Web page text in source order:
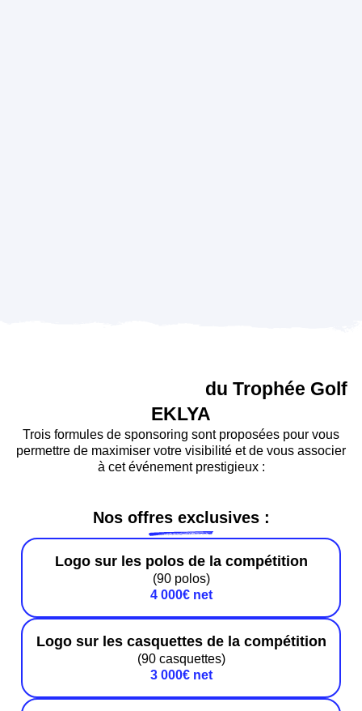
du Trophée Golf
EKLYA
Trois formules de sponsoring sont proposées pour vous
permettre de maximiser votre visibilité et de vous associer
à cet événement prestigieux :
Nos offres exclusives :
Logo sur les polos de la compétition
(90 polos)
4 000€ net
Logo sur les casquettes de la compétition
(90 casquettes)
3 000€ net